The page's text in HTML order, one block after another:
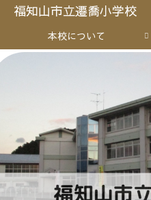
福知山市立遷喬小学校
本校について